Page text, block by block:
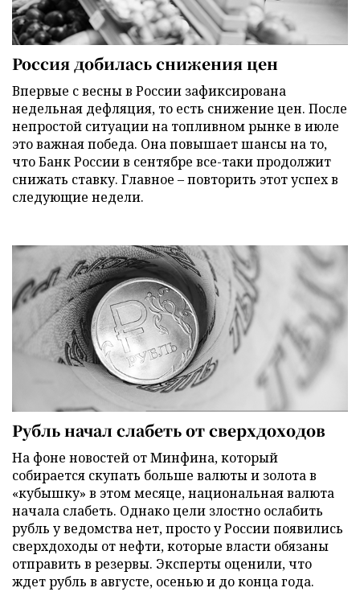
Россия добилась снижения цен
Впервые с весны в России зафиксирована
недельная дефляция, то есть снижение цен. После
непростой ситуации на топливном рынке в июле
это важная победа. Она повышает шансы на то,
что Банк России в сентябре все-таки продолжит
снижать ставку. Главное – повторить этот успех в
следующие недели.
Рубль начал слабеть от сверхдоходов
На фоне новостей от Минфина, который
собирается скупать больше валюты и золота в
«кубышку» в этом месяце, национальная валюта
начала слабеть. Однако цели злостно ослабить
рубль у ведомства нет, просто у России появились
сверхдоходы от нефти, которые власти обязаны
отправить в резервы. Эксперты оценили, что
ждет рубль в августе, осенью и до конца года.